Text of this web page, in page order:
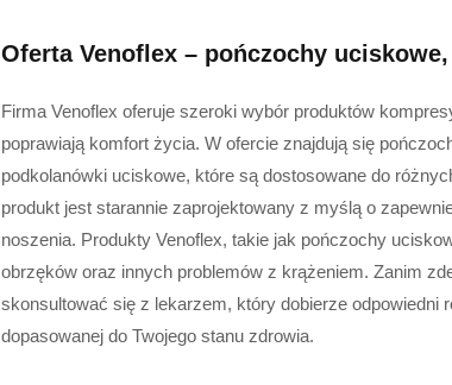
Oferta Venoflex – pończochy
Firma Venoflex oferuje szeroki wybór produktów
poprawiają komfort życia. W ofercie znajdują się
podkolanówki uciskowe, które są dostosowane do
produkt jest starannie zaprojektowany z myślą o
noszenia. Produkty Venoflex, takie jak pończochy
obrzęków oraz innych problemów z krążeniem. Zanim
skonsultować się z lekarzem, który dobierze odpowiedni
dopasowanej do Twojego stanu zdrowia.